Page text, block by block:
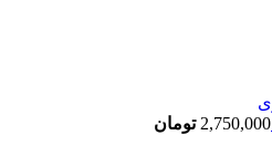
2,750,000 تومان